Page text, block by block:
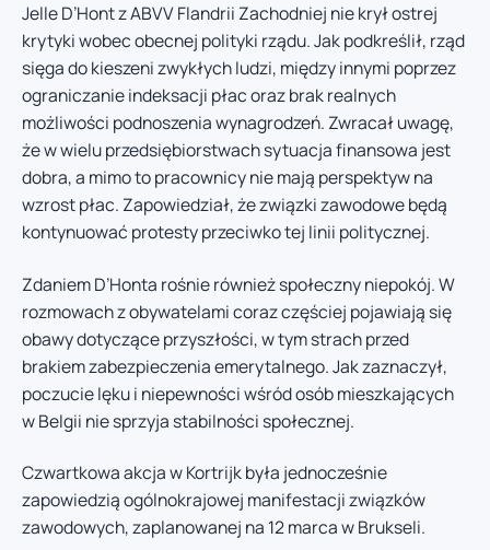
Jelle D’Hont z ABVV Flandrii Zachodniej nie krył ostrej
krytyki wobec obecnej polityki rządu. Jak podkreślił, rząd
sięga do kieszeni zwykłych ludzi, między innymi poprzez
ograniczanie indeksacji płac oraz brak realnych
możliwości podnoszenia wynagrodzeń. Zwracał uwagę,
że w wielu przedsiębiorstwach sytuacja finansowa jest
dobra, a mimo to pracownicy nie mają perspektyw na
wzrost płac. Zapowiedział, że związki zawodowe będą
kontynuować protesty przeciwko tej linii politycznej.
Zdaniem D’Honta rośnie również społeczny niepokój. W
rozmowach z obywatelami coraz częściej pojawiają się
obawy dotyczące przyszłości, w tym strach przed
brakiem zabezpieczenia emerytalnego. Jak zaznaczył,
poczucie lęku i niepewności wśród osób mieszkających
w Belgii nie sprzyja stabilności społecznej.
Czwartkowa akcja w Kortrijk była jednocześnie
zapowiedzią ogólnokrajowej manifestacji związków
zawodowych, zaplanowanej na 12 marca w Brukseli.